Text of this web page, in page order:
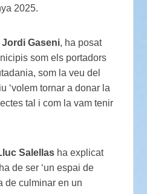
2025.
Jordi Gaseni, ha posat
som els portadors
som la veu del
‘volem tornar a donar la
tal i com la vam tenir
Salellas ha explicat
de ser ‘un espai de
de culminar en un